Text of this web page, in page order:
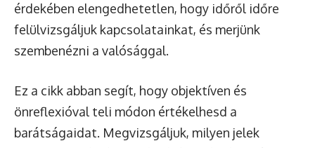
érdekében elengedhetetlen, hogy időről időre
felülvizsgáljuk kapcsolatainkat, és merjünk
szembenézni a valósággal.
Ez a cikk abban segít, hogy objektíven és
önreflexióval teli módon értékelhesd a
barátságaidat. Megvizsgáljuk, milyen jelek